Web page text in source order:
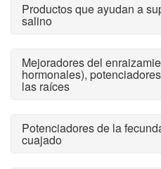
Productos que ayudan a
salino
Mejoradores del
hormonales),
las raíces
Potenciadores de la
cuajado